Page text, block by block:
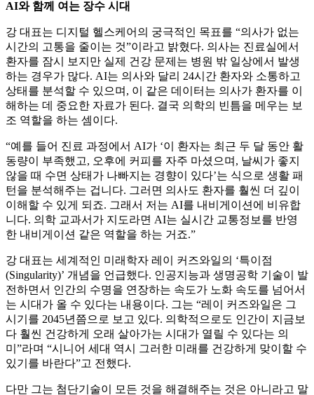
AI와 함께 여는 장수 시대
강 대표는 디지털 헬스케어의 궁극적인 목표를 “의사가 없는
시간의 고통을 줄이는 것”이라고 밝혔다. 의사는 진료실에서
환자를 잠시 보지만 실제 건강 문제는 병원 밖 일상에서 발생
하는 경우가 많다. AI는 의사와 달리 24시간 환자와 소통하고
상태를 분석할 수 있으며, 이 같은 데이터는 의사가 환자를 이
해하는 데 중요한 자료가 된다. 결국 의학의 빈틈을 메우는 보
조 역할을 하는 셈이다.
“예를 들어 진료 과정에서 AI가 ‘이 환자는 최근 두 달 동안 활
동량이 부족했고, 오후에 커피를 자주 마셨으며, 날씨가 좋지
않을 때 수면 상태가 나빠지는 경향이 있다’는 식으로 생활 패
턴을 분석해주는 겁니다. 그러면 의사도 환자를 훨씬 더 깊이
이해할 수 있게 되죠. 그래서 저는 AI를 내비게이션에 비유합
니다. 의학 교과서가 지도라면 AI는 실시간 교통정보를 반영
한 내비게이션 같은 역할을 하는 거죠.”
강 대표는 세계적인 미래학자 레이 커즈와일의 ‘특이점
(Singularity)’ 개념을 언급했다. 인공지능과 생명공학 기술이 발
전하면서 인간의 수명을 연장하는 속도가 노화 속도를 넘어서
는 시대가 올 수 있다는 내용이다. 그는 “레이 커즈와일은 그
시기를 2045년쯤으로 보고 있다. 의학적으로도 인간이 지금보
다 훨씬 건강하게 오래 살아가는 시대가 열릴 수 있다는 의
미”라며 “시니어 세대 역시 그러한 미래를 건강하게 맞이할 수
있기를 바란다”고 전했다.
다만 그는 첨단기술이 모든 것을 해결해주는 것은 아니라고 말